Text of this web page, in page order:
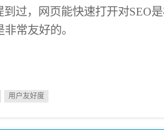
到过，网页能快速打开对SEO
常友好的。
用户友好度